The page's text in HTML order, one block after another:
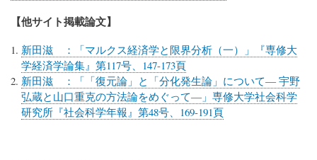
【他サイト掲載論文】
新田滋 ：「マルクス経済学と限界分析（一）」『専修大
学経済学論集』第117号、147-173頁
新田滋 ：「「復元論」と「分化発生論」について― 宇野
弘蔵と山口重克の方法論をめぐって―」専修大学社会科学
研究所『社会科学年報』第48号、169-191頁